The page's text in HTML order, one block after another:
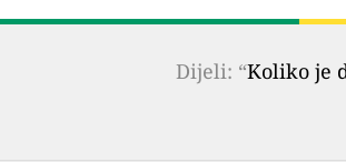
Dijeli: “Koliko je